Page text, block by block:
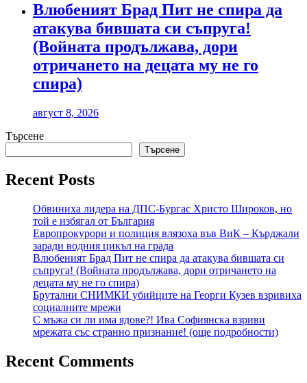
Влюбеният Брад Пит не спира да
атакува бившата си съпруга!
(Войната продължава, дори
отричането на децата му не го
спира)
август 8, 2026
Търсене
Търсене
Recent Posts
Обвиниха лидера на ДПС-Бургас Христо Широков, но
той е избягал от България
Европрокурори и полиция влязоха във ВиК – Кърджали
заради водния цикъл на града
Влюбеният Брад Пит не спира да атакува бившата си
съпруга! (Войната продължава, дори отричането на
децата му не го спира)
Брутални СНИМКИ убийците на Георги Кузев взривиха
социалните мрежи
С мъжа си ли има ядове?! Ива Софиянска взриви
мрежата със странно признание! (още подробности)
Recent Comments